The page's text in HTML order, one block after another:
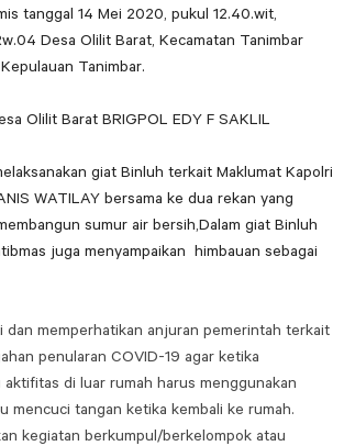
tanggal 14 Mei 2020, pukul 12.40.wit,
Desa Olilit Barat, Kecamatan Tanimbar
Tanimbar.
Olilit Barat BRIGPOL EDY F SAKLIL
giat Binluh terkait Maklumat Kapolri
WATILAY bersama ke dua rekan yang
sumur air bersih,Dalam giat Binluh
juga menyampaikan himbauan sebagai
dan memperhatikan anjuran pemerintah terkait
penularan COVID-19 agar ketika
aktifitas di luar rumah harus menggunakan
mencuci tangan ketika kembali ke rumah.
kegiatan berkumpul/berkelompok atau